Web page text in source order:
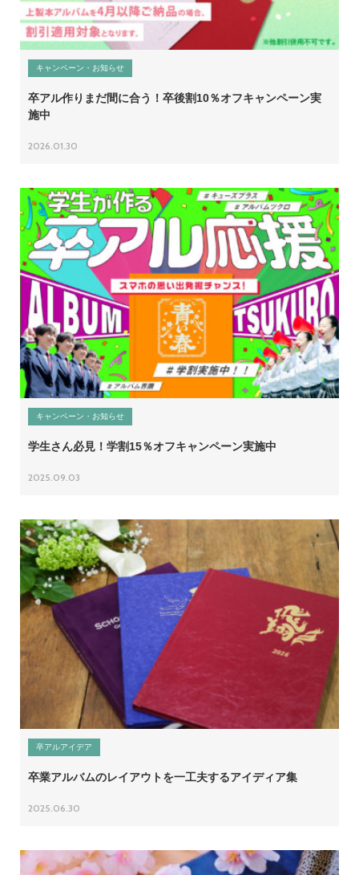
キャンペーン・お知らせ
卒アル作りまだ間に合う！卒後割10％オフキャンペーン実
施中
2026.01.30
キャンペーン・お知らせ
学生さん必見！学割15％オフキャンペーン実施中
2025.09.03
卒アルアイデア
卒業アルバムのレイアウトを一工夫するアイディア集
2025.06.30